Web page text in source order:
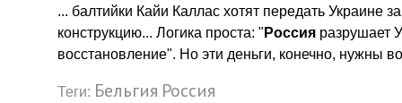
... балтийки Кайи Каллас хотят передать
конструкцию... Логика проста: " Россия разрушает
восстановление". Но эти деньги, конечно, нужны
Теги: Бельгия Россия